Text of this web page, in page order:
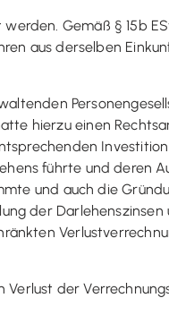
Gemäß § 15b
aus derselben
hierzu einen
führte und deren
und auch die
der
der